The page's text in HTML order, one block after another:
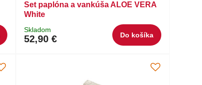
Set paplóna a vankúša ALOE VERA
White
Skladom
52,90 € Do košíka